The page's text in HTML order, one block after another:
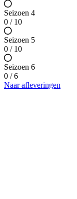
Seizoen 4
0 / 10
Seizoen 5
0 / 10
Seizoen 6
0 / 6
Naar afleveringen